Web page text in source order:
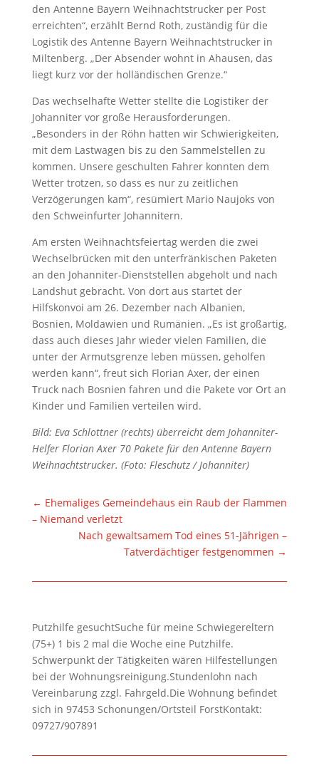
den Antenne Bayern Weihnachtstrucker per Post
erreichten“, erzählt Bernd Roth, zuständig für die
Logistik des Antenne Bayern Weihnachtstrucker in
Miltenberg. „Der Absender wohnt in Ahausen, das
liegt kurz vor der holländischen Grenze.“
Das wechselhafte Wetter stellte die Logistiker der
Johanniter vor große Herausforderungen.
„Besonders in der Röhn hatten wir Schwierigkeiten,
mit dem Lastwagen bis zu den Sammelstellen zu
kommen. Unsere geschulten Fahrer konnten dem
Wetter trotzen, so dass es nur zu zeitlichen
Verzögerungen kam“, resümiert Mario Naujoks von
den Schweinfurter Johannitern.
Am ersten Weihnachtsfeiertag werden die zwei
Wechselbrücken mit den unterfränkischen Paketen
an den Johanniter-Dienststellen abgeholt und nach
Landshut gebracht. Von dort aus startet der
Hilfskonvoi am 26. Dezember nach Albanien,
Bosnien, Moldawien und Rumänien. „Es ist großartig,
dass auch dieses Jahr wieder vielen Familien, die
unter der Armutsgrenze leben müssen, geholfen
werden kann“, freut sich Florian Axer, der einen
Truck nach Bosnien fahren und die Pakete vor Ort an
Kinder und Familien verteilen wird.
Bild: Eva Schlottner (rechts) überreicht dem Johanniter-
Helfer Florian Axer 70 Pakete für den Antenne Bayern
Weihnachtstrucker. (Foto: Fleschutz / Johanniter)
← Ehemaliges Gemeindehaus ein Raub der Flammen
– Niemand verletzt
Nach gewaltsamem Tod eines 51-Jährigen –
Tatverdächtiger festgenommen →
Putzhilfe gesuchtSuche für meine Schwiegereltern
(75+) 1 bis 2 mal die Woche eine Putzhilfe.
Schwerpunkt der Tätigkeiten wären Hilfestellungen
bei der Wohnungsreinigung.Stundenlohn nach
Vereinbarung zzgl. Fahrgeld.Die Wohnung befindet
sich in 97453 Schonungen/Ortsteil ForstKontakt:
09727/907891